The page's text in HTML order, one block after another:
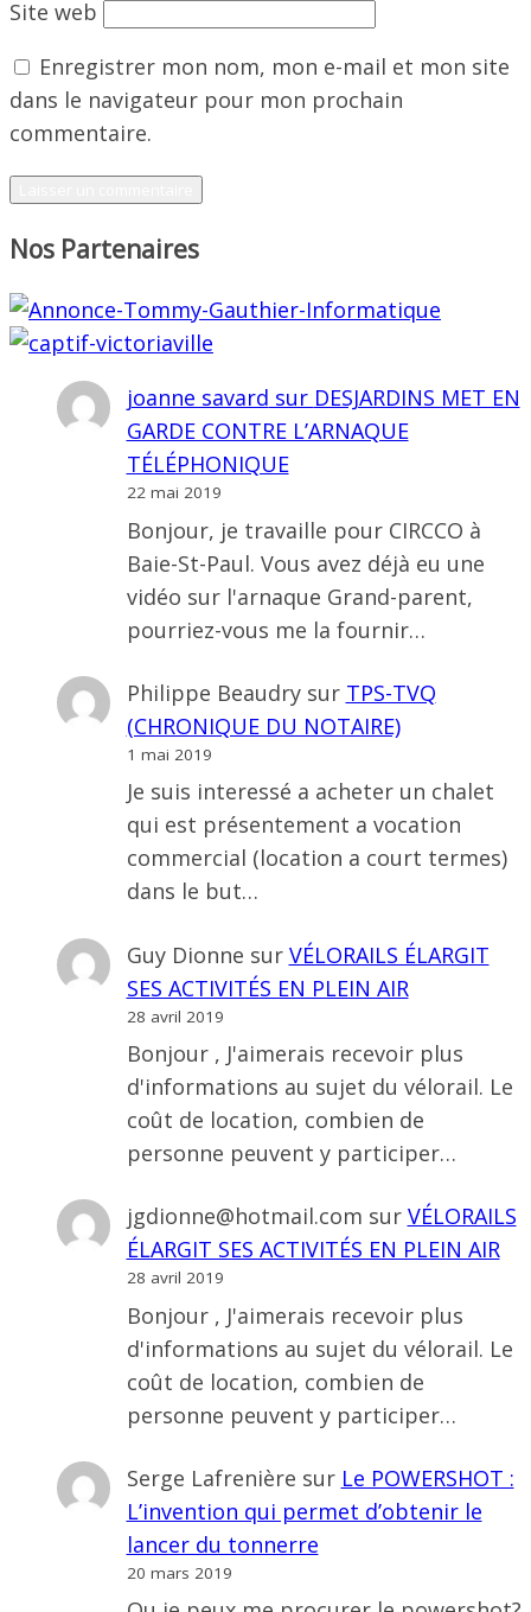
Site web
Enregistrer mon nom, mon e-mail et mon site
dans le navigateur pour mon prochain
commentaire.
Nos Partenaires
joanne savard sur DESJARDINS MET EN
GARDE CONTRE L’ARNAQUE
TÉLÉPHONIQUE
22 mai 2019
Bonjour, je travaille pour CIRCCO à
Baie-St-Paul. Vous avez déjà eu une
vidéo sur l'arnaque Grand-parent,
pourriez-vous me la fournir…
Philippe Beaudrysur TPS-TVQ
(CHRONIQUE DU NOTAIRE)
1 mai 2019
Je suis interessé a acheter un chalet
qui est présentement a vocation
commercial (location a court termes)
dans le but…
Guy Dionne sur VÉLORAILS ÉLARGIT
SES ACTIVITÉS EN PLEIN AIR
28 avril 2019
Bonjour , J'aimerais recevoir plus
d'informations au sujet du vélorail. Le
coût de location, combien de
personne peuvent y participer…
jgdionne@hotmail.com sur VÉLORAILS
ÉLARGIT SES ACTIVITÉS EN PLEIN AIR
28 avril 2019
Bonjour , J'aimerais recevoir plus
d'informations au sujet du vélorail. Le
coût de location, combien de
personne peuvent y participer…
Serge Lafrenière sur Le POWERSHOT :
L’invention qui permet d’obtenir le
lancer du tonnerre
20 mars 2019